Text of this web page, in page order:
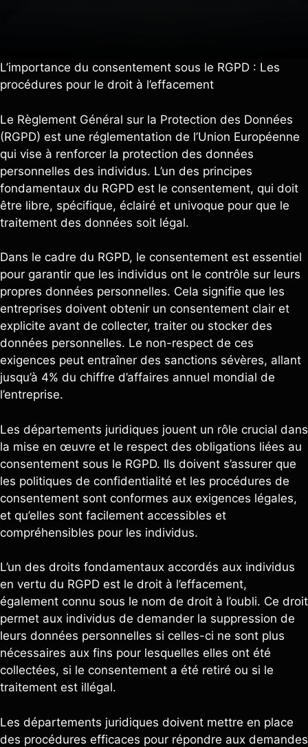
L’importance du consentement sous le RGPD : Les
procédures pour le droit à l’effacement
Le Règlement Général sur la Protection des Données
(RGPD) est une réglementation de l’Union Européenne
qui vise à renforcer la protection des données
personnelles des individus. L’un des principes
fondamentaux du RGPD est le consentement, qui doit
être libre, spécifique, éclairé et univoque pour que le
traitement des données soit légal.
Dans le cadre du RGPD, le consentement est essentiel
pour garantir que les individus ont le contrôle sur leurs
propres données personnelles. Cela signifie que les
entreprises doivent obtenir un consentement clair et
explicite avant de collecter, traiter ou stocker des
données personnelles. Le non-respect de ces
exigences peut entraîner des sanctions sévères, allant
jusqu’à 4% du chiffre d’affaires annuel mondial de
l’entreprise.
Les départements juridiques jouent un rôle crucial dans
la mise en œuvre et le respect des obligations liées au
consentement sous le RGPD. Ils doivent s’assurer que
les politiques de confidentialité et les procédures de
consentement sont conformes aux exigences légales,
et qu’elles sont facilement accessibles et
compréhensibles pour les individus.
L’un des droits fondamentaux accordés aux individus
en vertu du RGPD est le droit à l’effacement,
également connu sous le nom de droit à l’oubli. Ce droit
permet aux individus de demander la suppression de
leurs données personnelles si celles-ci ne sont plus
nécessaires aux fins pour lesquelles elles ont été
collectées, si le consentement a été retiré ou si le
traitement est illégal.
Les départements juridiques doivent mettre en place
des procédures efficaces pour répondre aux demandes